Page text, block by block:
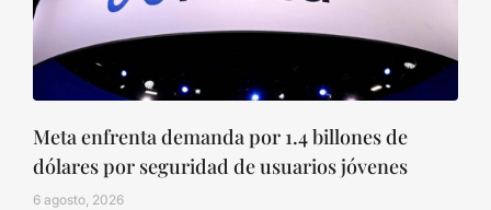
Meta enfrenta demanda por 1.4 billones de
dólares por seguridad de usuarios jóvenes
6 agosto, 2026